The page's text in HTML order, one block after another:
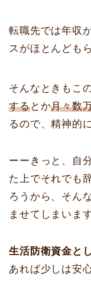
転職先では年収
スがほとんども
そんなときもこ
するとか月々数
るので、精神的
ーーきっと、自
た上でそれでも
ろうから、そん
ませてしまいま
生活防衛資金と
あれば少しは安